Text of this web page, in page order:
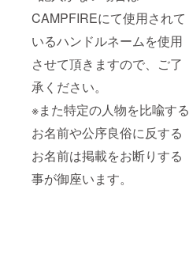
CAMPFIREにて使用されて
いるハンドルネームを使用
させて頂きますので、ご了
承ください。
※また特定の人物を比喩する
お名前や公序良俗に反する
お名前は掲載をお断りする
事が御座います。